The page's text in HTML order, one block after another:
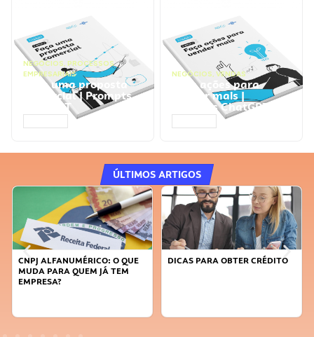
NEGÓCIOS, PROCESSOS
EMPRESARIAIS
Faça uma proposta
comercial | Prompts
ChatGPT
NEGÓCIOS, VENDAS
Faça ações para
vender mais |
Prompts ChatGPT
ÚLTIMOS ARTIGOS
CNPJ ALFANUMÉRICO: O QUE
MUDA PARA QUEM JÁ TEM
EMPRESA?
DICAS PARA OBTER CRÉDITO